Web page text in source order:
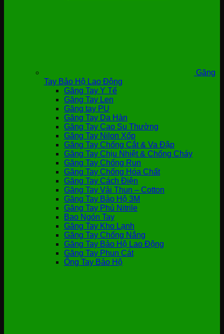
Găng
Tay Bảo Hộ Lao Động
Găng Tay Y Tế
Găng Tay Len
Găng tay PU
Găng Tay Da Hàn
Găng Tay Cao Su Thường
Găng Tay Nilon Xốp
Găng Tay Chống Cắt & Va Đập
Găng Tay Chịu Nhiệt & Chống Cháy
Găng Tay Chống Run
Găng Tay Chống Hóa Chất
Găng Tay Cách Điện
Găng Tay Vải Thun – Cotton
Găng Tay Bảo Hộ 3M
Găng Tay Phủ Nitrile
Bao Ngón Tay
Găng Tay Kho Lạnh
Găng Tay Chống Nắng
Găng Tay Bảo Hộ Lao Động
Găng Tay Phun Cát
Ống Tay Bảo Hộ